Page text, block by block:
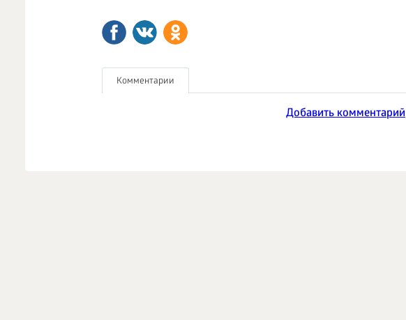
Комментарии
Добавить комментарий